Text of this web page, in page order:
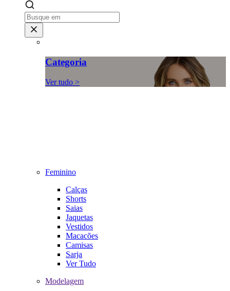
Categoria
Ver tudo >
Feminino
Calças
Shorts
Saias
Jaquetas
Vestidos
Macacões
Camisas
Sarja
Ver Tudo
Modelagem